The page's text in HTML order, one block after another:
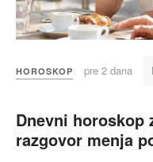
HOROSKOP pre 2 dana
Dnevni horoskop
razgovor menja